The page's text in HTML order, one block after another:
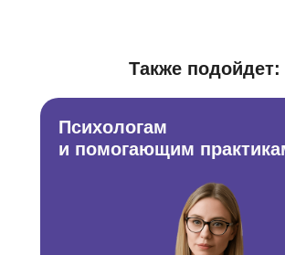
Также подойдет:
Психологам
и помогающим